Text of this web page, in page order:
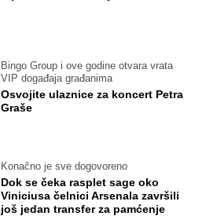
Bingo Group i ove godine otvara vrata
VIP događaja građanima
Osvojite ulaznice za koncert Petra
Graše
Konačno je sve dogovoreno
Dok se čeka rasplet sage oko
Viniciusa čelnici Arsenala završili
još jedan transfer za pamćenje